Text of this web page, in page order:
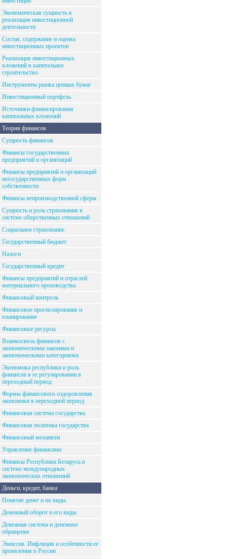
Экономическая сущность и
реализация инвестиционной
деятельности
Состав, содержание и оценка
инвестиционных проектов
Реализация инвестиционных
вложений в капитальное
строительство
Инструменты рынка ценных бумаг
Инвестиционный портфель
Источники финансирования
капитальных вложений
Теория финансов
Сущность финансов
Финансы государственных
предприятий и организаций
Финансы предприятий и организаций
негосударственных форм
собственности
Финансы непроизводственной сферы
Сущность и роль страхования в
системе общественных отношений
Социальное страхование
Государственный бюджет
Налоги
Государственный кредит
Финансы предприятий и отраслей
материального производства
Финансовый контроль
Финансовое прогнозирование и
планирование
Финансовые ресурсы
Взаимосвязь финансов с
экономическими законами и
экономическими категориями
Экономика республики и роль
финансов в ее регулировании в
переходный период
Формы финансового оздоровления
экономики в переходной период
Финансовая система государства
Финансовая политика государства
Финансовый механизм
Управление финансами
Финансы Республики Беларусь в
системе международных
экономических отношений
Деньги, кредит, банки
Понятие денег и их виды
Денежный оборот и его виды
Денежная система и денежное
обращение
Эмиссия. Инфляция и особенности ее
проявления в России